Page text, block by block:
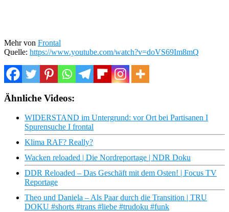
Mehr von Frontal
Quelle: https://www.youtube.com/watch?v=doVS69Im8mQ
Ähnliche Videos:
WIDERSTAND im Untergrund: vor Ort bei Partisanen I
Spurensuche I frontal
Klima RAF? Really?
Wacken reloaded | Die Nordreportage | NDR Doku
DDR Reloaded – Das Geschäft mit dem Osten! | Focus TV
Reportage
Theo und Daniela – Als Paar durch die Transition | TRU
DOKU #shorts #trans #liebe #trudoku #funk